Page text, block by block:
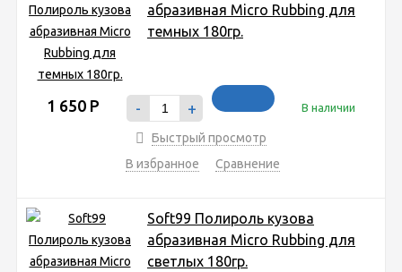
абразивная Micro Rubbing для
темных 180гр.
1 650 Р - + В наличии
Быстрый просмотр
В избранное
Сравнение
Soft99 Полироль кузова
абразивная Micro Rubbing для
светлых 180гр.